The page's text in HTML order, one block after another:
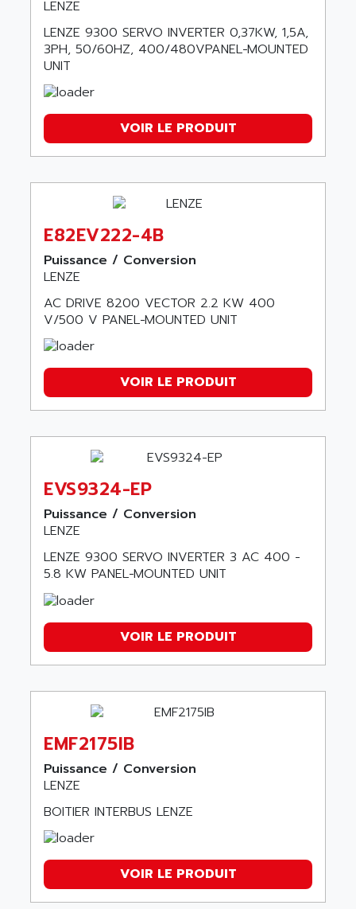
LENZE
LENZE 9300 SERVO INVERTER 0,37KW, 1,5A,
3PH, 50/60HZ, 400/480VPANEL−MOUNTED
UNIT
VOIR LE PRODUIT
E82EV222-4B
Puissance / Conversion
LENZE
AC DRIVE 8200 VECTOR 2.2 KW 400
V/500 V PANEL−MOUNTED UNIT
VOIR LE PRODUIT
EVS9324-EP
Puissance / Conversion
LENZE
LENZE 9300 SERVO INVERTER 3 AC 400 -
5.8 KW PANEL−MOUNTED UNIT
VOIR LE PRODUIT
EMF2175IB
Puissance / Conversion
LENZE
BOITIER INTERBUS LENZE
VOIR LE PRODUIT